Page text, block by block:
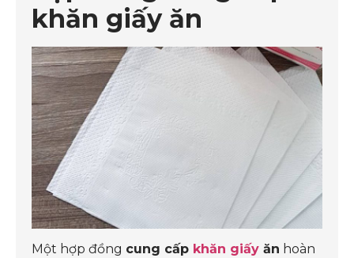
khăn giấy ăn
Một hợp đồng cung cấp khăn giấy ăn hoàn